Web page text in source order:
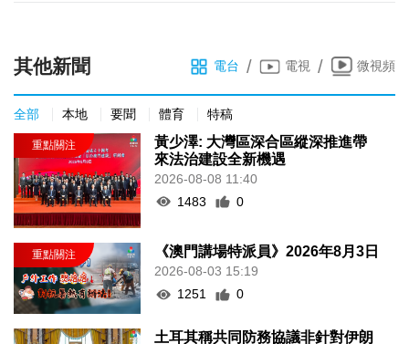
其他新聞 電台 / 電視 / 微視頻
全部 本地 要聞 體育 特稿
黃少澤: 大灣區深合區縱深推進帶
來法治建設全新機遇
2026-08-08 11:40
1483
0
《澳門講場特派員》2026年8月3日
2026-08-03 15:19
1251
0
土耳其稱共同防務協議非針對伊朗